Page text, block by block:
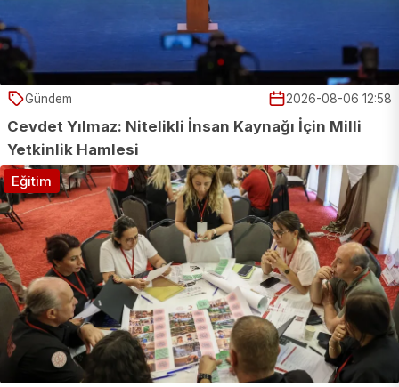
Gündem 2026-08-06 12:58
Cevdet Yılmaz: Nitelikli İnsan Kaynağı İçin Milli
Yetkinlik Hamlesi
Eğitim